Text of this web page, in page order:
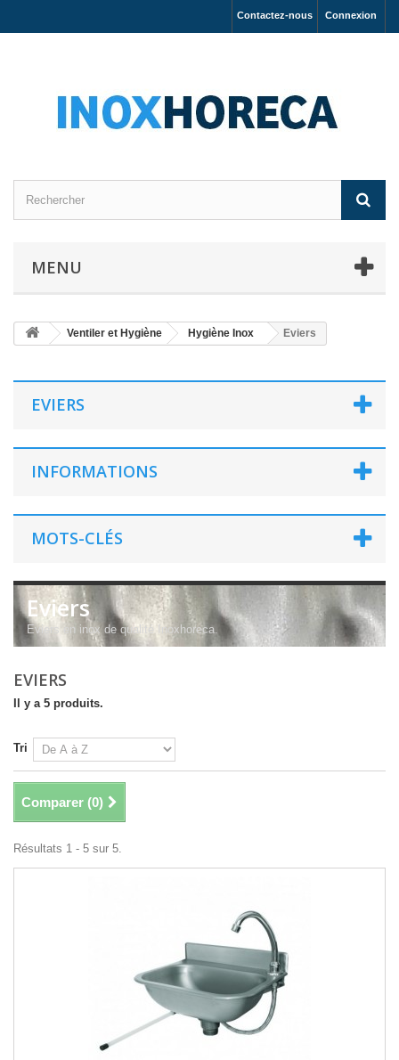
Connexion
Contactez-nous
MENU
Ventiler et Hygiène Hygiène Inox Eviers
EVIERS
INFORMATIONS
MOTS-CLÉS
Eviers
Eviers en inox de qualité Inoxhoreca.
EVIERS
Il y a 5 produits.
Tri
Comparer (0)
Résultats 1 - 5 sur 5.